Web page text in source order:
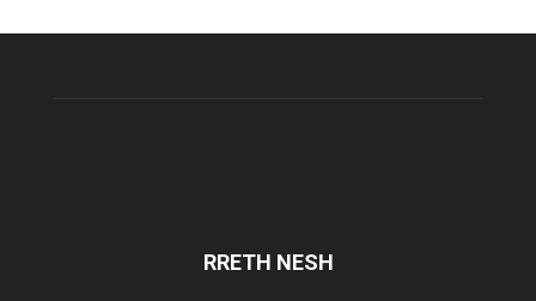
RRETH NESH